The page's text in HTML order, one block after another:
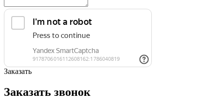
Заказать
Заказать звонок